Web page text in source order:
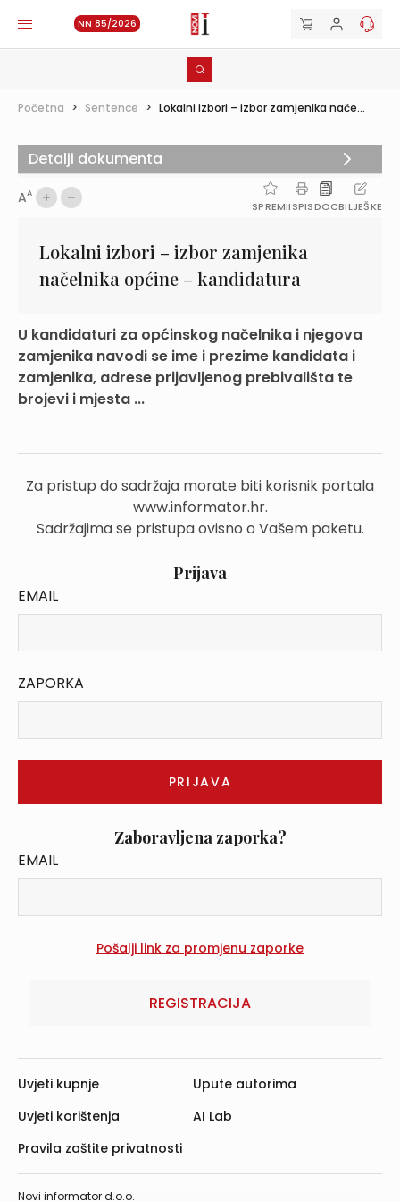
NN 85/2026
Početna > Sentence > Lokalni izbori – izbor zamjenika nače...
AA
SPREMIISPISDOCBILJEŠKE
Lokalni izbori – izbor zamjenika
načelnika općine – kandidatura
U kandidaturi za općinskog načelnika i njegova
zamjenika navodi se ime i prezime kandidata i
zamjenika, adrese prijavljenog prebivališta te
brojevi i mjesta ...
Za pristup do sadržaja morate biti korisnik portala
www.informator.hr.
Sadržajima se pristupa ovisno o Vašem paketu.
Prijava
EMAIL
ZAPORKA
Zaboravljena zaporka?
EMAIL
REGISTRACIJA
Detalji dokumenta
Novi informator d.o.o.
Uvjeti kupnje
Uvjeti korištenja
Pravila zaštite privatnosti
Upute autorima
AI Lab